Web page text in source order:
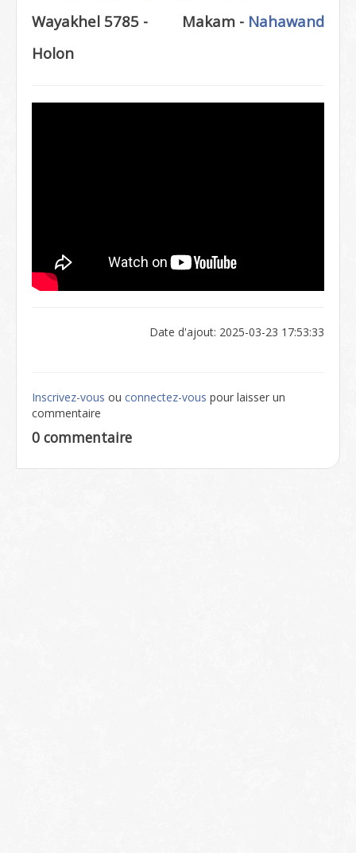
Makam - Nahawand
Wayakhel 5785 -
Holon
Date d'ajout: 2025-03-23 17:53:33
Inscrivez-vous ou connectez-vous pour laisser un
commentaire
0 commentaire